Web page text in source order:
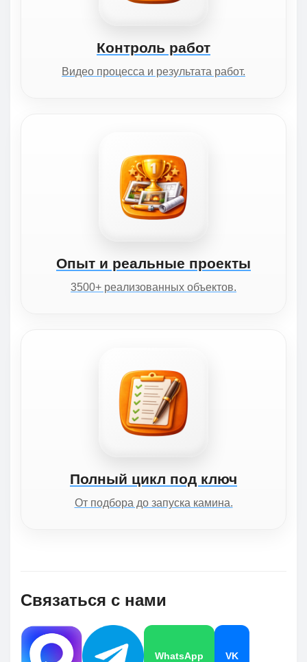
Контроль работ
Видео процесса и результата работ.
Опыт и реальные проекты
3500+ реализованных объектов.
Полный цикл под ключ
От подбора до запуска камина.
Связаться с нами
WhatsApp VK